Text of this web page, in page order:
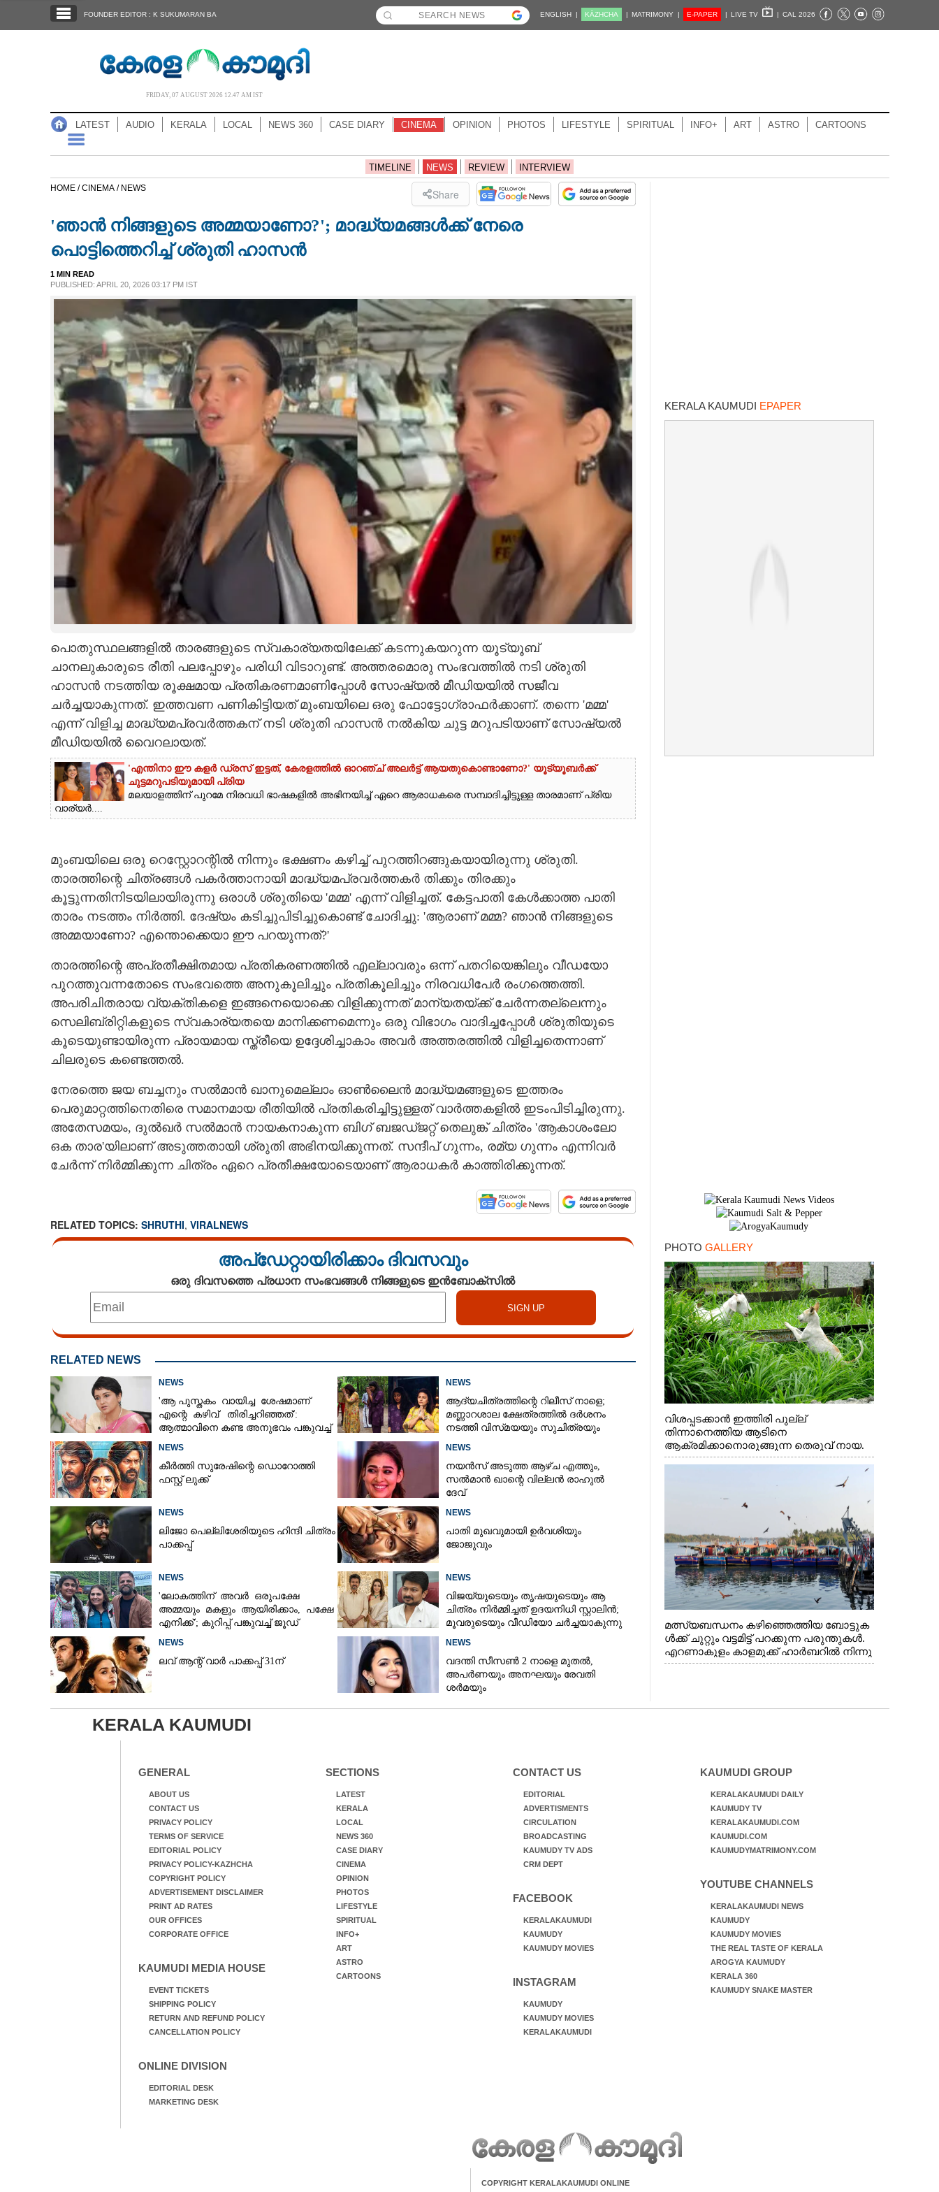
NOTIFIED NEWS
NEWS 360
CASE DIARY
SPIRITUAL
CARTOONS
LITERATURE
CONTACT US
FOUNDER EDITOR : K SUKUMARAN BA ENGLISH | KĀZHCHA | MATRIMONY | E-PAPER | LIVE TV | CAL 2026
FRIDAY, 07 AUGUST 2026 12.47 AM IST
LATEST AUDIO KERALA LOCAL NEWS 360 CASE DIARY CINEMA OPINION PHOTOS LIFESTYLE SPIRITUAL INFO+ ART ASTRO CARTOONS
TIMELINE NEWS REVIEW INTERVIEW
HOME /CINEMA / NEWS Share
'ഞാൻ നിങ്ങളുടെ അമ്മയാണോ?'; മാദ്ധ്യമങ്ങൾക്ക് നേരെ
പൊട്ടിത്തെറിച്ച് ശ്രുതി ഹാസൻ
1 MIN READ
PUBLISHED: APRIL 20, 2026 03:17 PM IST
പൊതുസ്ഥലങ്ങളിൽ താരങ്ങളുടെ സ്വകാര്യതയിലേക്ക് കടന്നുകയറുന്ന യൂട്യൂബ്
ചാനലുകാരുടെ രീതി പലപ്പോഴും പരിധി വിടാറുണ്ട്. അത്തരമൊരു സംഭവത്തിൽ നടി ശ്രുതി
ഹാസൻ നടത്തിയ രൂക്ഷമായ പ്രതികരണമാണിപ്പോൾ സോഷ്യൽ മീഡിയയിൽ സജീവ
ചർച്ചയാകുന്നത്. ഇത്തവണ പണികിട്ടിയത് മുംബയിലെ ഒരു ഫോട്ടോഗ്രാഫർക്കാണ്. തന്നെ 'മമ്മ'
എന്ന് വിളിച്ച മാദ്ധ്യമപ്രവർത്തകന് നടി ശ്രുതി ഹാസൻ നൽകിയ ചുട്ട മറുപടിയാണ് സോഷ്യൽ
മീഡിയയിൽ വൈറലായത്.
'എന്തിനാ ഈ കളർ ഡ്രസ് ഇട്ടത്, കേരളത്തിൽ ഓറഞ്ച് അല‌ർട്ട് ആയതുകൊണ്ടാണോ?' യൂട്യൂബർക്ക്
ചുട്ടമറുപടിയുമായി പ്രിയ
മലയാളത്തിന് പുറമേ നിരവധി ഭാഷകളിൽ അഭിനയിച്ച് ഏറെ ആരാധകരെ സമ്പാദിച്ചിട്ടുള്ള താരമാണ് പ്രിയ
വാര്യർ....
മുംബയിലെ ഒരു റെസ്റ്റോറന്റിൽ നിന്നും ഭക്ഷണം കഴിച്ച് പുറത്തിറങ്ങുകയായിരുന്നു ശ്രുതി.
താരത്തിന്റെ ചിത്രങ്ങൾ പകർത്താനായി മാദ്ധ്യമപ്രവർത്തകർ തിക്കും തിരക്കും
കൂട്ടുന്നതിനിടയിലായിരുന്നു ഒരാൾ ശ്രുതിയെ 'മമ്മ' എന്ന് വിളിച്ചത്. കേട്ടപാതി കേൾക്കാത്ത പാതി
താരം നടത്തം നിർത്തി. ദേഷ്യം കടിച്ചുപിടിച്ചുകൊണ്ട് ചോദിച്ചു: 'ആരാണ് മമ്മ? ഞാൻ നിങ്ങളുടെ
അമ്മയാണോ? എന്തൊക്കെയാ ഈ പറയുന്നത്?'
താരത്തിന്റെ അപ്രതീക്ഷിതമായ പ്രതികരണത്തിൽ എല്ലാവരും ഒന്ന് പതറിയെങ്കിലും വീഡയോ
പുറത്തുവന്നതോടെ സംഭവത്തെ അനുകൂലിച്ചും പ്രതികൂലിച്ചും നിരവധിപേർ രംഗത്തെത്തി.
അപരിചിതരായ വ്യക്തികളെ ഇങ്ങനെയൊക്കെ വിളിക്കുന്നത് മാന്യതയ്ക്ക് ചേർന്നതല്ലെന്നും
സെലിബ്രിറ്റികളുടെ സ്വകാര്യതയെ മാനിക്കണമെന്നും ഒരു വിഭാഗം വാദിച്ചപ്പോൾ ശ്രുതിയുടെ
കൂടെയുണ്ടായിരുന്ന പ്രായമായ സ്ത്രീയെ ഉദ്ദേശിച്ചാകാം അവർ അത്തരത്തിൽ വിളിച്ചതെന്നാണ്
ചിലരുടെ കണ്ടെത്തൽ.
നേരത്തെ ജയ ബച്ചനും സൽമാൻ ഖാനുമെല്ലാം ഓൺലൈൻ മാദ്ധ്യമങ്ങളുടെ ഇത്തരം
പെരുമാറ്റത്തിനെതിരെ സമാനമായ രീതിയിൽ പ്രതികരിച്ചിട്ടുള്ളത് വാർത്തകളിൽ ഇടംപിടിച്ചിരുന്നു.
അതേസമയം, ദുൽഖർ സൽമാൻ നായകനാകുന്ന ബിഗ് ബജഡ്ജറ്റ് തെലുങ്ക് ചിത്രം 'ആകാശംലോ
ഒക താര'യിലാണ് അടുത്തതായി ശ്രുതി അഭിനയിക്കുന്നത്. സന്ദീപ് ഗുന്നം, രമ്യ ഗുന്നം എന്നിവർ
ചേർന്ന് നിർമ്മിക്കുന്ന ചിത്രം ഏറെ പ്രതീക്ഷയോടെയാണ് ആരാധകർ കാത്തിരിക്കുന്നത്.
RELATED TOPICS: SHRUTHI, VIRALNEWS
അപ്ഡേറ്റായിരിക്കാം ദിവസവും
ഒരു ദിവസത്തെ പ്രധാന സംഭവങ്ങൾ നിങ്ങളുടെ ഇൻബോക്സിൽ
RELATED NEWS
NEWS
'ആ പുസ്തകം വായിച്ച ശേഷമാണ്
എന്റെ കഴിവ് തിരിച്ചറിഞ്ഞത്':
ആത്മാവിനെ കണ്ട അനുഭവം പങ്കുവച്ച്
NEWS
ആദ്യചിത്രത്തിന്റെ റിലീസ് നാളെ;
മണ്ണാറശാല ക്ഷേത്രത്തിൽ ദർശനം
നടത്തി വിസ്‌മയയും സുചിത്രയും
NEWS
കീർത്തി സുരേഷിന്റെ ഡൊറോത്തി
ഫസ്റ്റ് ലുക്ക്
NEWS
നയൻസ് അടുത്ത ആഴ്ച എത്തും,
സൽമാൻ ഖാന്റെ വില്ലൻ രാഹുൽ
ദേവ്
NEWS
ലിജോ പെല്ലിശേരിയുടെ ഹിന്ദി ചിത്രം
പാക്കപ്പ്
NEWS
പാതി മുഖവുമായി ഉർവശിയും
ജോജുവും
NEWS
'ലോകത്തിന് അവർ ഒരുപക്ഷേ
അമ്മയും മകളും ആയിരിക്കാം, പക്ഷേ
എനിക്ക്'; കുറിപ്പ് പങ്കുവച്ച് ജൂഡ്
NEWS
വിജയ്‌യുടെയും തൃഷയുടെയും ആ
ചിത്രം നിർമ്മിച്ചത് ഉദയനിധി സ്റ്റാലിൻ;
മൂവരുടെയും വീഡിയോ ചർച്ചയാകുന്നു
NEWS
ലവ് ആന്റ് വാർ പാക്കപ്പ് 31ന്
NEWS
വദന്തി സീസൺ 2 നാളെ മുതൽ,
അപർണയും അനഘയും രേവതി
ശർമയും
KERALA KAUMUDI EPAPER
PHOTO GALLERY
വിശപ്പടക്കാൻ ഇത്തിരി പുല്ല്
തിന്നാനെത്തിയ ആടിനെ
ആക്രമിക്കാനൊരുങ്ങുന്ന തെരുവ് നായ.
എറണാകുളം വാത്തുരുത്തിയിൽ നിന്നുള്ള
മത്സ്യബന്ധനം കഴിഞ്ഞെത്തിയ ബോട്ടുക
ൾക്ക് ചുറ്റും വട്ടമിട്ട് പറക്കുന്ന പരുന്തുകൾ.
എറണാകുളം കാളമുക്ക് ഹാർബറിൽ നിന്നു
ള്ള കാഴ്ച
KERALA KAUMUDI
GENERAL
ABOUT US
CONTACT US
PRIVACY POLICY
TERMS OF SERVICE
EDITORIAL POLICY
PRIVACY POLICY-KAZHCHA
COPYRIGHT POLICY
ADVERTISEMENT DISCLAIMER
PRINT AD RATES
OUR OFFICES
CORPORATE OFFICE
KAUMUDI MEDIA HOUSE
EVENT TICKETS
SHIPPING POLICY
RETURN AND REFUND POLICY
CANCELLATION POLICY
ONLINE DIVISION
EDITORIAL DESK
MARKETING DESK
SECTIONS
LATEST
KERALA
LOCAL
NEWS 360
CASE DIARY
CINEMA
OPINION
PHOTOS
LIFESTYLE
SPIRITUAL
INFO+
ART
ASTRO
CARTOONS
CONTACT US
EDITORIAL
ADVERTISMENTS
CIRCULATION
BROADCASTING
KAUMUDY TV ADS
CRM DEPT
FACEBOOK
KERALAKAUMUDI
KAUMUDY
KAUMUDY MOVIES
INSTAGRAM
KAUMUDY
KAUMUDY MOVIES
KERALAKAUMUDI
KAUMUDI GROUP
KERALAKAUMUDI DAILY
KAUMUDY TV
KERALAKAUMUDI.COM
KAUMUDI.COM
KAUMUDYMATRIMONY.COM
YOUTUBE CHANNELS
KERALAKAUMUDI NEWS
KAUMUDY
KAUMUDY MOVIES
THE REAL TASTE OF KERALA
AROGYA KAUMUDY
KERALA 360
KAUMUDY SNAKE MASTER
COPYRIGHT KERALAKAUMUDI ONLINE
Share this link